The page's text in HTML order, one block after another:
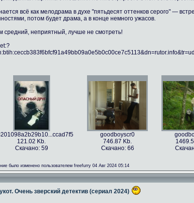
всё как мелодрама в духе "пятьдесят оттенков серого" —
потом будет драма, а в конце немного ужасов.
средний, неприятный, лучше не смотреть!
121.02 Kb.
Скачано: 59
goodboyscr0
746.87 Kb.
Скачано: 66
было изменено пользователем freefurry 04 Авг 2024 05:14
Очень зверский детектив (сериал 2024)